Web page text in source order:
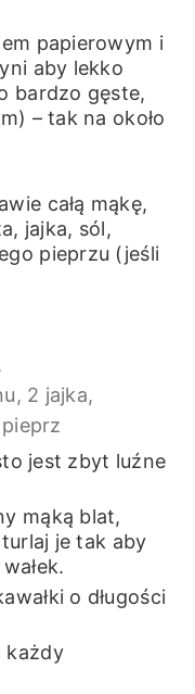
papierowym i
aby lekko
bardzo gęste,
– tak na około
całą mąkę,
jajka, sól,
pieprzu (jeśli
2 jajka,
jest zbyt luźne
mąką blat,
je tak aby
o długości
każdy